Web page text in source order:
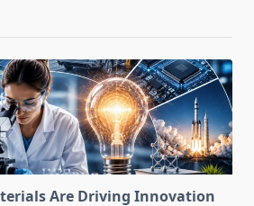
Are Driving Innovation